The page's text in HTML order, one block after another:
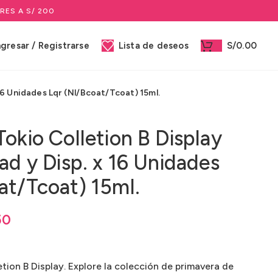
A S/ 200
/ Registrarse Lista de deseos S/0.00
Unidades Lqr (Nl/Bcoat/Tcoat) 15ml.
Colletion B Display
y Disp. x 16 Unidades
Tcoat) 15ml.
B Display. Explore la colección de primavera de